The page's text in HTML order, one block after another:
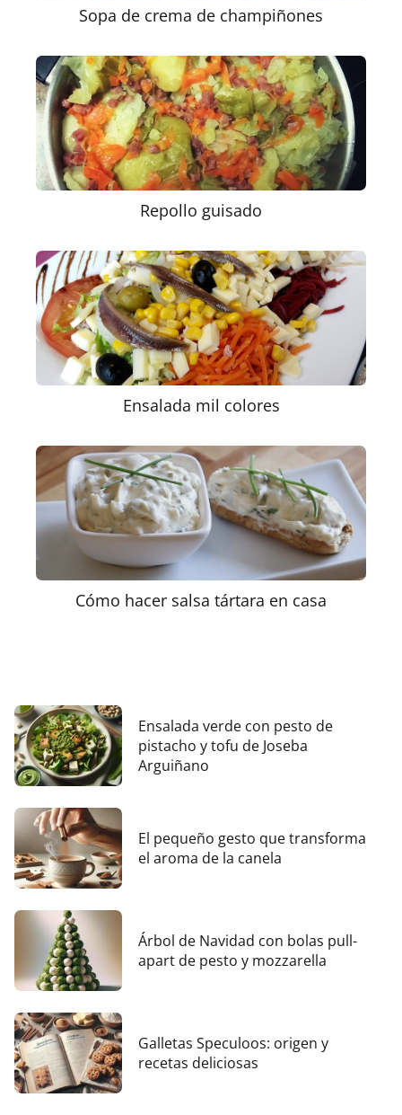
Sopa de crema de champiñones
Repollo guisado
Ensalada mil colores
Cómo hacer salsa tártara en casa
Ensalada verde con pesto de
pistacho y tofu de Joseba
Arguiñano
El pequeño gesto que transforma
el aroma de la canela
Árbol de Navidad con bolas pull-
apart de pesto y mozzarella
Galletas Speculoos: origen y
recetas deliciosas